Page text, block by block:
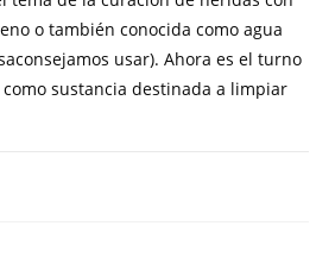
o también conocida como agua
usar). Ahora es el turno
sustancia destinada a limpiar